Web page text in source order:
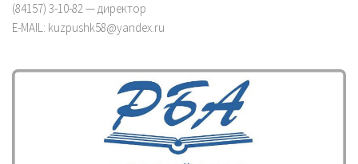
(84157) 3-10-82 — директор
E-MAIL: kuzpushk58@yandex.ru